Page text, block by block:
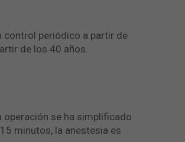
control periódico a partir de
de los 40 años.
operación se ha simplificado
minutos, la anestesia es